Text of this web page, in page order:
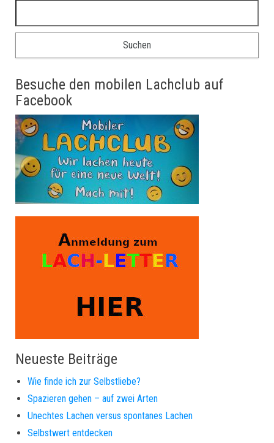
Besuche den mobilen Lachclub auf
Facebook
Neueste Beiträge
Wie finde ich zur Selbstliebe?
Spazieren gehen – auf zwei Arten
Unechtes Lachen versus spontanes Lachen
Selbstwert entdecken